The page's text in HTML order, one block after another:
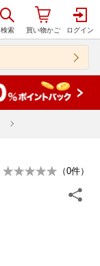
（0件）